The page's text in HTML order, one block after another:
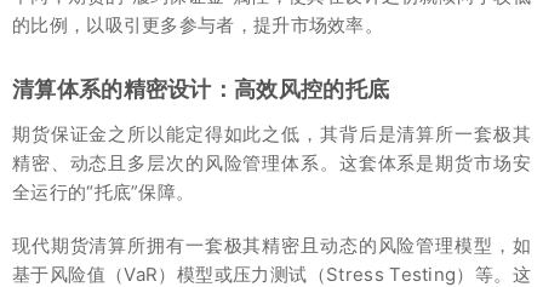
的比例，以吸引更多参与者，提升市场效率。
清算体系的精密设计：高效风控的托底
期货保证金之所以能定得如此之低，其背后是清算所一套极其
精密、动态且多层次的风险管理体系。这套体系是期货市场安
全运行的“托底”保障。
现代期货清算所拥有一套极其精密且动态的风险管理模型，如
基于风险值（VaR）模型或压力测试（Stress Testing）等。这